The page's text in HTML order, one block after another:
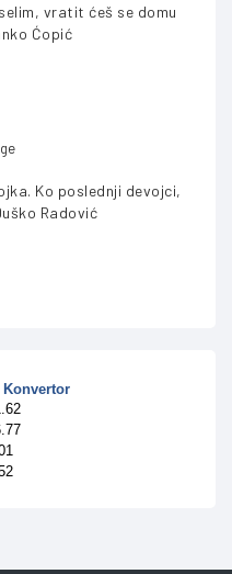
vratit ćeš se domu
Ćopić
Ko poslednji devojci,
Radović